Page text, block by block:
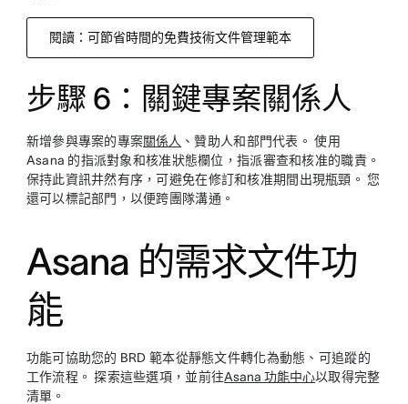
閱讀：可節省時間的免費技術文件管理範本
步驟 6：關鍵專案關係人
新增參與專案的專案關係人 、贊助人和部門代表。 使用
Asana 的指派對象和核准狀態欄位，指派審查和核准的職責。
保持此資訊井然有序，可避免在修訂和核准期間出現瓶頸。 您
還可以標記部門，以便跨團隊溝通。
Asana 的需求文件功
能
功能可協助您的 BRD 範本從靜態文件轉化為動態、可追蹤的
工作流程。 探索這些選項，並前往Asana 功能中心以取得完整
清單。